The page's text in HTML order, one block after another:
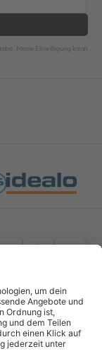
Meine Einwilligung kann
widerrufen
Versand innerhalb
Euro.
powered by